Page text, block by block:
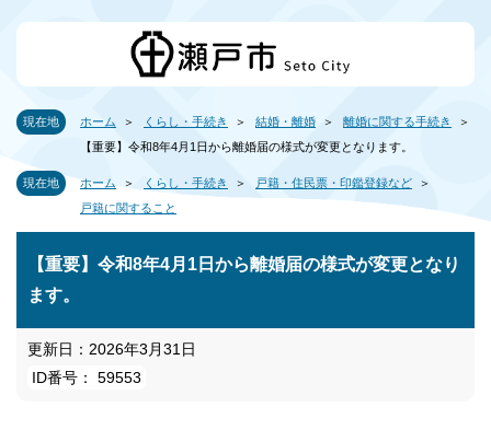
現在地 ホーム くらし・手続き 結婚・離婚
離婚に関する手続き
【重要】令和8年4月1日から離婚届の様式が変更となります。
現在地 ホーム くらし・手続き
戸籍・住民票・印鑑登録など
戸籍に関すること
【重要】令和8年4月1日から離婚届の様式が変更となり
ます。
更新日：2026年3月31日
ID番号： 59553